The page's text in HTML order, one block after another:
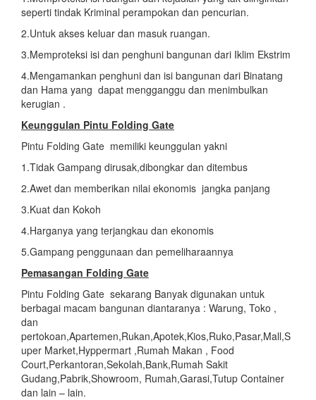
seperti tindak Kriminal perampokan dan pencurian.
2.Untuk akses keluar dan masuk ruangan.
3.Memproteksi isi dan penghuni bangunan dari Iklim Ekstrim
4.Mengamankan penghuni dan isi bangunan dari Binatang
dan Hama yang dapat mengganggu dan menimbulkan
kerugian .
Keunggulan Pintu Folding Gate
Pintu Folding Gate memiliki keunggulan yakni
1.Tidak Gampang dirusak,dibongkar dan ditembus
2.Awet dan memberikan nilai ekonomis jangka panjang
3.Kuat dan Kokoh
4.Harganya yang terjangkau dan ekonomis
5.Gampang penggunaan dan pemeliharaannya
Pemasangan Folding Gate
Pintu Folding Gate sekarang Banyak digunakan untuk
berbagai macam bangunan diantaranya : Warung, Toko ,
dan
pertokoan,Apartemen,Rukan,Apotek,Kios,Ruko,Pasar,Mall,S
uper Market,Hyppermart ,Rumah Makan , Food
Court,Perkantoran,Sekolah,Bank,Rumah Sakit
Gudang,Pabrik,Showroom, Rumah,Garasi,Tutup Container
dan lain – lain.